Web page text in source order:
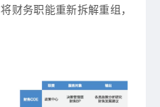
财务职能重新拆解重组，